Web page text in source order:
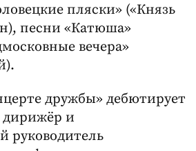
пляски» («Князь
песни «Катюша»
вечера»
дружбы» дебютирует
и
руководитель